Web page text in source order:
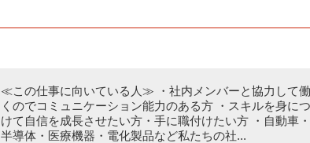
≪この仕事に向いている人≫ ・社内メンバーと協力して働
くのでコミュニケーション能力のある方 ・スキルを身につ
けて自信を成長させたい方・手に職付けたい方 ・自動車・
半導体・医療機器・電化製品など私たちの社...